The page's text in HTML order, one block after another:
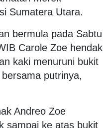
Sumatera Utara.
bermula pada Sabtu
Carole Zoe hendak
kaki menuruni bukit
putrinya,
Andreo Zoe
sampai ke atas bukit